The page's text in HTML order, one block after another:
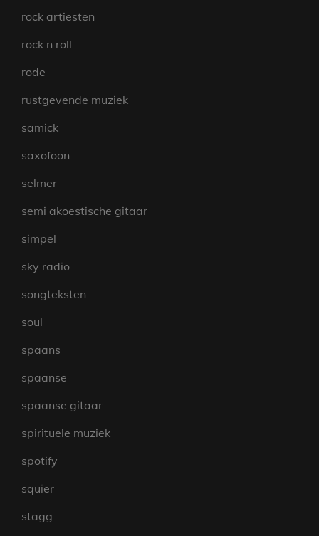
rock artiesten
rock n roll
rode
rustgevende muziek
samick
saxofoon
selmer
semi akoestische gitaar
simpel
sky radio
songteksten
soul
spaans
spaanse
spaanse gitaar
spirituele muziek
spotify
squier
stagg